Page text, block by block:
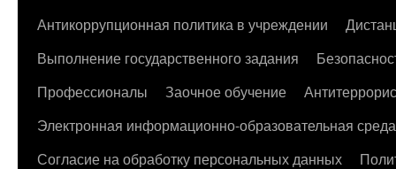
содержимому
Антикоррупционная политика в учреждении
Выполнение государственного задания
Профессионалы
Заочное обучение
Электронная информационно-образовательная среда
Согласие на обработку персональных данных